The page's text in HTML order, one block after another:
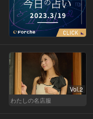
Vol.2
わたしの名店服